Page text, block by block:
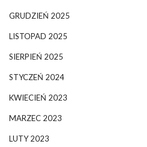
GRUDZIEŃ 2025
LISTOPAD 2025
SIERPIEŃ 2025
STYCZEŃ 2024
KWIECIEŃ 2023
MARZEC 2023
LUTY 2023